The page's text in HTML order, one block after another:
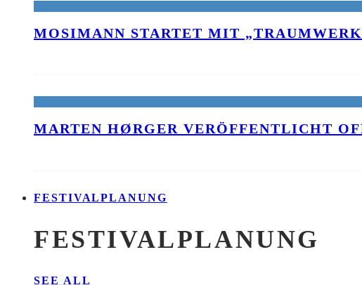
MOSIMANN STARTET MIT
MARTEN HØRGER VERÖFFENTLICHT
FESTIVALPLANUNG
FESTIVALPLANUNG
SEE ALL